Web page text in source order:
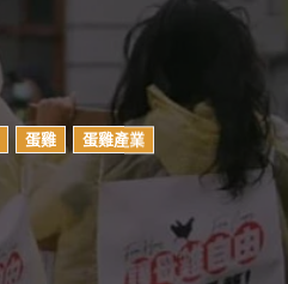
蛋雞 蛋雞產業